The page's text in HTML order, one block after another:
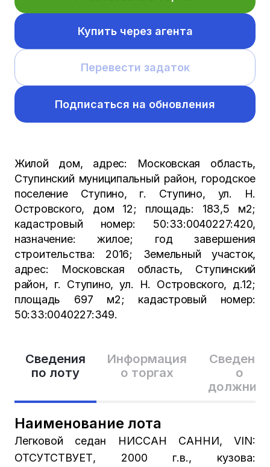
Сведения
по лоту
Информация
о торгах
Сведения
о
Наименование лота
Легковой седан НИССАН САННИ, VIN:
ОТСУТСТВУЕТ, 2000 г.в., кузова:
Купить через агента
Перевести задаток
Подписаться на обновления
Жилой дом, адрес: Московская область,
Ступинский муниципальный район, городское
поселение Ступино, г. Ступино, ул. Н.
Островского, дом 12; площадь: 183,5 м2;
кадастровый номер: 50:33:0040227:420,
назначение: жилое; год завершения
строительства: 2016; Земельный участок,
адрес: Московская область, Ступинский
район, г. Ступино, ул. Н. Островского, д.12;
площадь 697 м2; кадастровый номер:
50:33:0040227:349.